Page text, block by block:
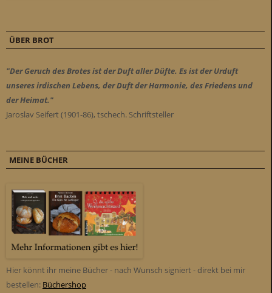
ÜBER BROT
"Der Geruch des Brotes ist der Duft aller Düfte. Es ist der Urduft
unseres irdischen Lebens, der Duft der Harmonie, des Friedens und
der Heimat."
Jaroslav Seifert (1901-86), tschech. Schriftsteller
MEINE BÜCHER
Hier könnt ihr meine Bücher - nach Wunsch signiert - direkt bei mir
bestellen: Büchershop